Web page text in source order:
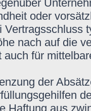
oder
Vertragsschluss
nach auf die
auch für
der
Haftung aus